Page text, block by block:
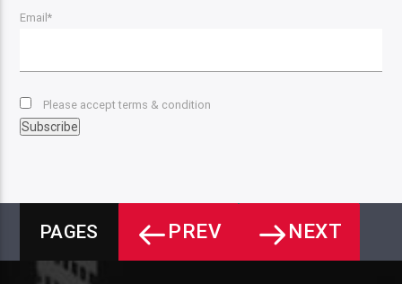
Email*
Please accept terms & condition
PAGES PREV NEXT